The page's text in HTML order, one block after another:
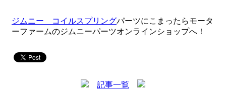
ジムニー コイルスプリングパーツにこまったらモータ
ーファームのジムニーパーツオンラインショップへ！
記事一覧